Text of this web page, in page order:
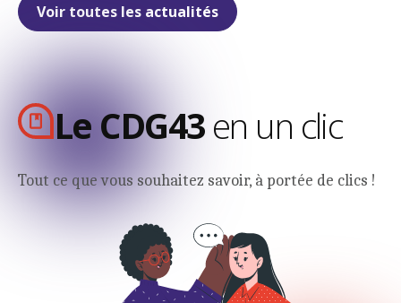
Voir toutes les actualités
Le CDG43en un clic
Tout ce que vous souhaitez savoir, à portée de clics !